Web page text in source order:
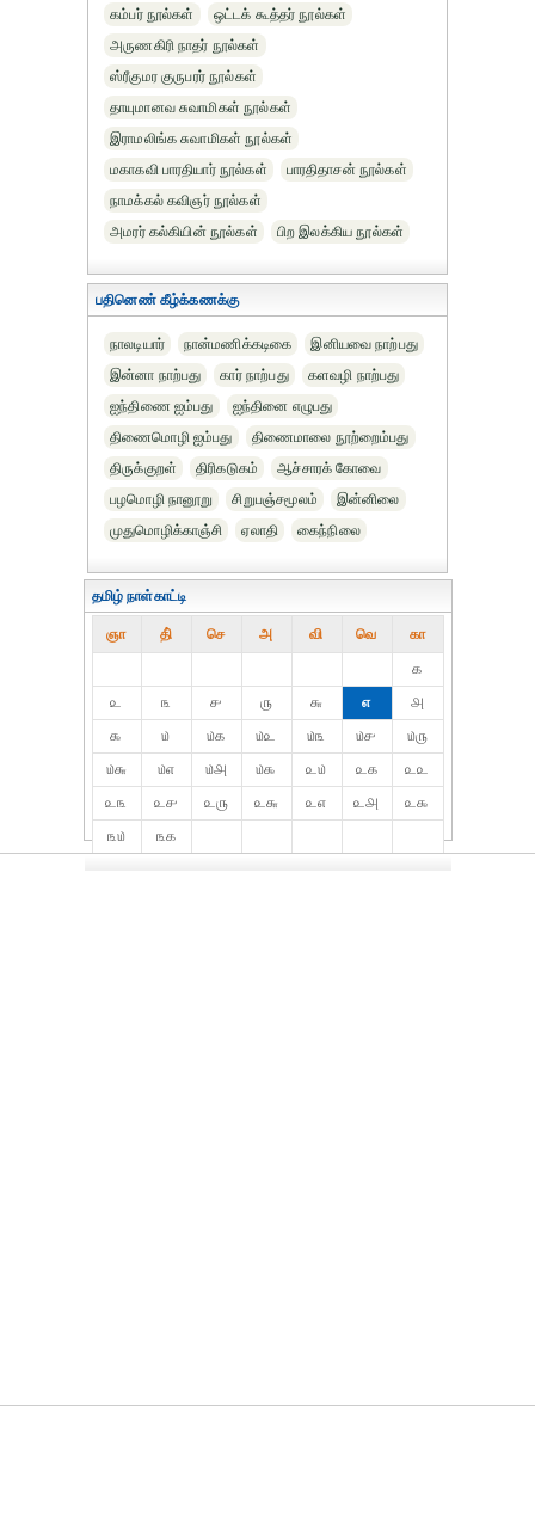
கம்பர் நூல்கள்
ஒட்டக் கூத்தர் நூல்கள்
அருணகிரி நாதர் நூல்கள்
ஸ்ரீகுமர குருபரர் நூல்கள்
தாயுமானவ சுவாமிகள் நூல்கள்
இராமலிங்க சுவாமிகள் நூல்கள்
மகாகவி பாரதியார் நூல்கள்
பாரதிதாசன் நூல்கள்
நாமக்கல் கவிஞர் நூல்கள்
அமரர் கல்கியின் நூல்கள்
பிற இலக்கிய நூல்கள்
பதினெண் கீழ்க்கணக்கு
நாலடியார் நான்மணிக்கடிகை
இனியவை நாற்பது
இன்னா நாற்பது
கார் நாற்பது
களவழி நாற்பது
ஐந்திணை ஐம்பது
ஐந்தினை எழுபது
திணைமொழி ஐம்பது
திணைமாலை நூற்றைம்பது
திருக்குறள்
திரிகடுகம்
ஆச்சாரக் கோவை
பழமொழி நானூறு
சிறுபஞ்சமூலம்
இன்னிலை
முதுமொழிக்காஞ்சி
ஏலாதி கைந்நிலை
தமிழ் நாள்காட்டி
ஞா தி் செ அ வி வெ கா
௧
௨
௩ ௪ ௫ ௬ ௭
௮
௯
௰ ௰௧ ௰௨ ௰௩ ௰௪
௰௫
௰௬
௰௭ ௰௮ ௰௯ ௨௰ ௨௧
௨௨
௨௩
௨௪ ௨௫ ௨௬ ௨௭ ௨௮
௨௯
௩௰
௩௧